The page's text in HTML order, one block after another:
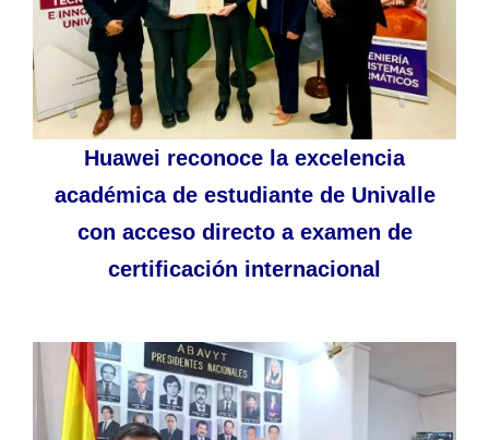
Huawei reconoce la excelencia
académica de estudiante de Univalle
con acceso directo a examen de
certificación internacional